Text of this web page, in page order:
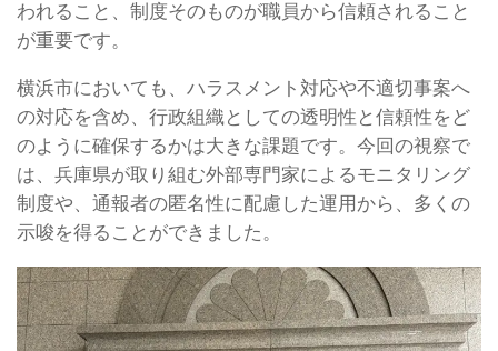
われること、制度そのものが職員から信頼されること
が重要です。
横浜市においても、ハラスメント対応や不適切事案へ
の対応を含め、行政組織としての透明性と信頼性をど
のように確保するかは大きな課題です。今回の視察で
は、兵庫県が取り組む外部専門家によるモニタリング
制度や、通報者の匿名性に配慮した運用から、多くの
示唆を得ることができました。